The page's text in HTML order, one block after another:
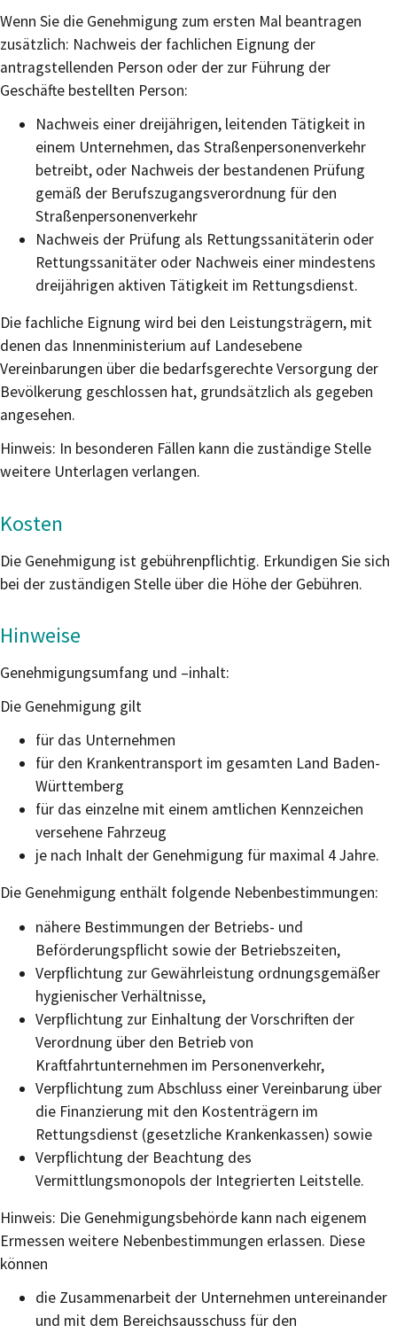
Wenn Sie die Genehmigung zum ersten Mal beantragen
zusätzlich: Nachweis der fachlichen Eignung der
antragstellenden Person oder der zur Führung der
Geschäfte bestellten Person:
Nachweis einer dreijährigen, leitenden Tätigkeit in
einem Unternehmen, das Straßenpersonenverkehr
betreibt, oder Nachweis der bestandenen Prüfung
gemäß der Berufszugangsverordnung für den
Straßenpersonenverkehr
Nachweis der Prüfung als Rettungssanitäterin oder
Rettungssanitäter oder Nachweis einer mindestens
dreijährigen aktiven Tätigkeit im Rettungsdienst.
Die fachliche Eignung wird bei den Leistungsträgern, mit
denen das Innenministerium auf Landesebene
Vereinbarungen über die bedarfsgerechte Versorgung der
Bevölkerung geschlossen hat, grundsätzlich als gegeben
angesehen.
Hinweis: In besonderen Fällen kann die zuständige Stelle
weitere Unterlagen verlangen.
Kosten
Die Genehmigung ist gebührenpflichtig. Erkundigen Sie sich
bei der zuständigen Stelle über die Höhe der Gebühren.
Hinweise
Genehmigungsumfang und –inhalt:
Die Genehmigung gilt
für das Unternehmen
für den Krankentransport im gesamten Land Baden-
Württemberg
für das einzelne mit einem amtlichen Kennzeichen
versehene Fahrzeug
je nach Inhalt der Genehmigung für maximal 4 Jahre.
Die Genehmigung enthält folgende Nebenbestimmungen:
nähere Bestimmungen der Betriebs- und
Beförderungspflicht sowie der Betriebszeiten,
Verpflichtung zur Gewährleistung ordnungsgemäßer
hygienischer Verhältnisse,
Verpflichtung zur Einhaltung der Vorschriften der
Verordnung über den Betrieb von
Kraftfahrtunternehmen im Personenverkehr,
Verpflichtung zum Abschluss einer Vereinbarung über
die Finanzierung mit den Kostenträgern im
Rettungsdienst (gesetzliche Krankenkassen) sowie
Verpflichtung der Beachtung des
Vermittlungsmonopols der Integrierten Leitstelle.
Hinweis: Die Genehmigungsbehörde kann nach eigenem
Ermessen weitere Nebenbestimmungen erlassen. Diese
können
die Zusammenarbeit der Unternehmen untereinander
und mit dem Bereichsausschuss für den